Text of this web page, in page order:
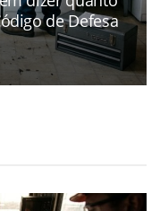
de Defesa